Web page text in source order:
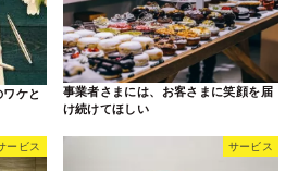
ケと
事業者さまには、お客さまに笑顔を届
け続けてほしい
ービス サービス